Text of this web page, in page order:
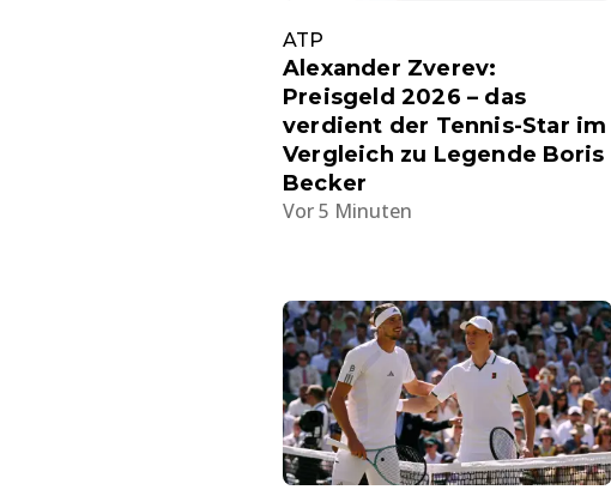
ATP
Alexander Zverev:
Preisgeld 2026 – das
verdient der Tennis-Star im
Vergleich zu Legende Boris
Becker
Vor 5 Minuten